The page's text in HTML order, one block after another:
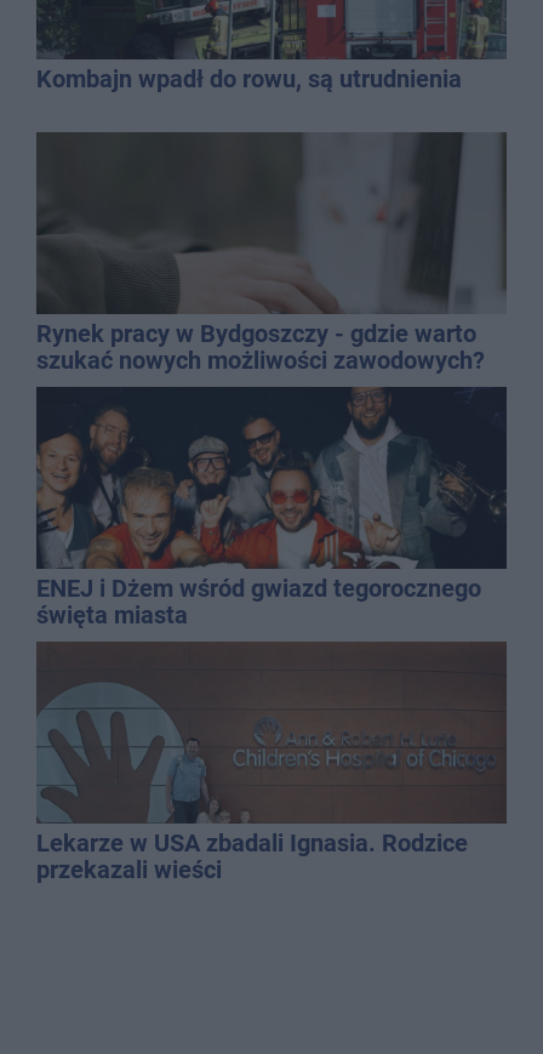
Kombajn wpadł do rowu, są utrudnienia
Rynek pracy w Bydgoszczy - gdzie warto
szukać nowych możliwości zawodowych?
ENEJ i Dżem wśród gwiazd tegorocznego
święta miasta
Lekarze w USA zbadali Ignasia. Rodzice
przekazali wieści